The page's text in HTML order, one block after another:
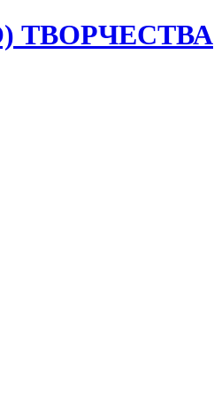
ТВОРЧЕСТВА